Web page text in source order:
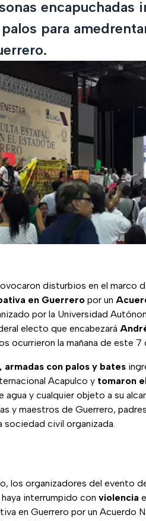
encapuchadas
para
disturbios en el marco
en Guerrero por un
por la Universidad
electo que encabezará
ocurrieron la mañana de este
armadas con palos y bates
Acapulco y tomaron
agua y cualquier objeto a su
y maestros de Guerrero,
sociedad civil organizada.
los organizadores del evento
interrumpido con violencia
en Guerrero por un Acuerdo